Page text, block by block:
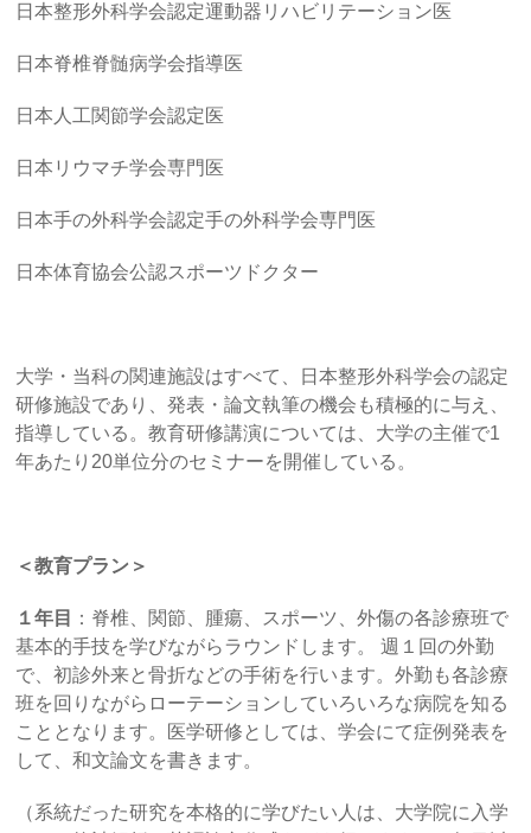
日本整形外科学会認定運動器リハビリテーション医
日本脊椎脊髄病学会指導医
日本人工関節学会認定医
日本リウマチ学会専門医
日本手の外科学会認定手の外科学会専門医
日本体育協会公認スポーツドクター
大学・当科の関連施設はすべて、日本整形外科学会の認定
研修施設であり、発表・論文執筆の機会も積極的に与え、
指導している。教育研修講演については、大学の主催で1
年あたり20単位分のセミナーを開催している。
＜教育プラン＞
１年目
：脊椎、関節、腫瘍、スポーツ、外傷の各診療班で
基本的手技を学びながらラウンドします。 週１回の外勤
で、初診外来と骨折などの手術を行います。外勤も各診療
班を回りながらローテーションしていろいろな病院を知る
こととなります。医学研修としては、学会にて症例発表を
して、和文論文を書きます。
（系統だった研究を本格的に学びたい人は、大学院に入学